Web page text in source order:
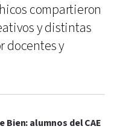
compartieron
y distintas
docentes y
Bien: alumnos del CAE